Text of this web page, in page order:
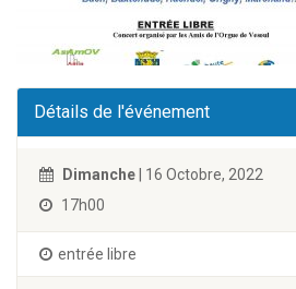
Détails de l'événement
Dimanche | 16 Octobre, 2022
17h00
entrée libre